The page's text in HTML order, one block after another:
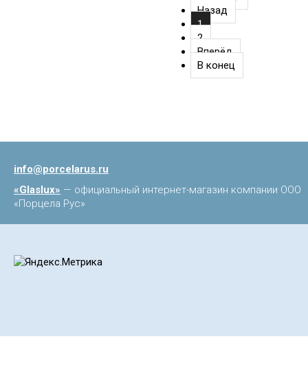
Назад
1
2
Вперёд
В конец
info@porcelarus.ru
«Glaslux» — официальный интернет-магазин компании ООО
«Порцела Рус»